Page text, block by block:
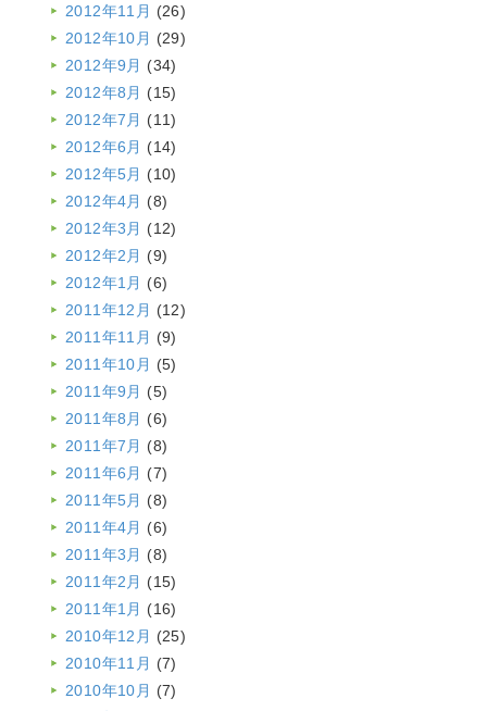
2012年11月 (26)
2012年10月 (29)
2012年9月 (34)
2012年8月 (15)
2012年7月 (11)
2012年6月 (14)
2012年5月 (10)
2012年4月 (8)
2012年3月 (12)
2012年2月 (9)
2012年1月 (6)
2011年12月 (12)
2011年11月 (9)
2011年10月 (5)
2011年9月 (5)
2011年8月 (6)
2011年7月 (8)
2011年6月 (7)
2011年5月 (8)
2011年4月 (6)
2011年3月 (8)
2011年2月 (15)
2011年1月 (16)
2010年12月 (25)
2010年11月 (7)
2010年10月 (7)